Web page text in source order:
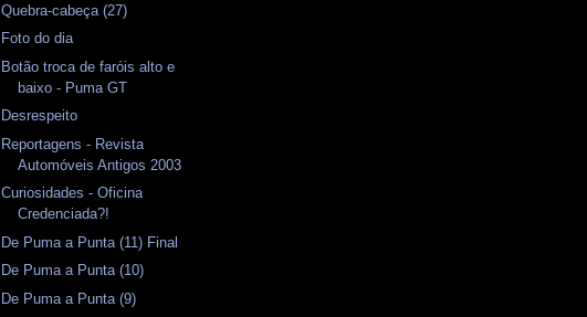
Quebra-cabeça (27)
Foto do dia
Botão troca de faróis alto e
baixo - Puma GT
Desrespeito
Reportagens - Revista
Automóveis Antigos 2003
Curiosidades - Oficina
Credenciada?!
De Puma a Punta (11) Final
De Puma a Punta (10)
De Puma a Punta (9)